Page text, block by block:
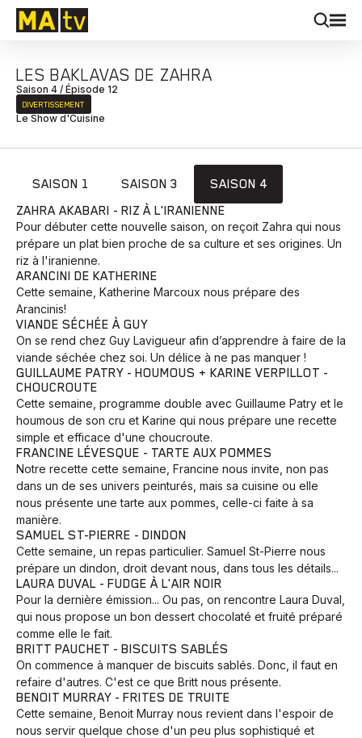
LES BAKLAVAS DE ZAHRA
Saison 4 / Épisode 12
DIVERTISSEMENT
Le Show d'Cuisine
SAISON 1 SAISON 3
SAISON 4
ZAHRA AKABARI - RIZ À L'IRANIENNE
Pour débuter cette nouvelle saison, on reçoit Zahra qui nous
prépare un plat bien proche de sa culture et ses origines. Un
riz à l'iranienne.
ARANCINI DE KATHERINE
Cette semaine, Katherine Marcoux nous prépare des
Arancinis!
VIANDE SÉCHÉE À GUY
On se rend chez Guy Lavigueur afin d’apprendre à faire de la
viande séchée chez soi. Un délice à ne pas manquer !
GUILLAUME PATRY - HOUMOUS + KARINE VERPILLOT -
CHOUCROUTE
Cette semaine, programme double avec Guillaume Patry et le
houmous de son cru et Karine qui nous prépare une recette
simple et efficace d'une choucroute.
FRANCINE LÉVESQUE - TARTE AUX POMMES
Notre recette cette semaine, Francine nous invite, non pas
dans un de ses univers peinturés, mais sa cuisine ou elle
nous présente une tarte aux pommes, celle-ci faite à sa
manière.
SAMUEL ST-PIERRE - DINDON
Cette semaine, un repas particulier. Samuel St-Pierre nous
prépare un dindon, droit devant nous, dans tous les détails...
LAURA DUVAL - FUDGE À L'AIR NOIR
Pour la dernière émission... Ou pas, on rencontre Laura Duval,
qui nous propose un bon dessert chocolaté et fruité préparé
comme elle le fait.
BRITT PAUCHET - BISCUITS SABLÉS
On commence à manquer de biscuits sablés. Donc, il faut en
refaire d'autres. C'est ce que Britt nous présente.
BENOIT MURRAY - FRITES DE TRUITE
Cette semaine, Benoit Murray nous revient dans l'espoir de
nous servir quelque chose d'un peu plus sophistiqué et